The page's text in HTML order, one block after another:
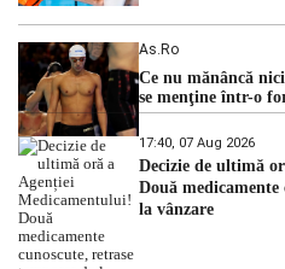
As.ro
Ce nu mănâncă
se menţine într-o
17:40, 07 Aug 2026
Decizie de ultimă
Două
la vânzare